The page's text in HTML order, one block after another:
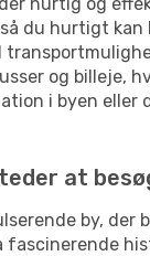
du hurtigt kan
og billeje,
i byen eller
at
by, der